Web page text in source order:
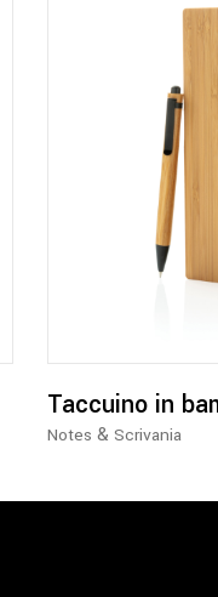
Taccuino in
Notes &Scrivania